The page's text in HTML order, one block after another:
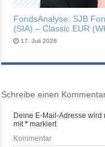
FondsAnalyse: SJB
(SIA) – Classic EUR
17. Juli 2026
Schreibe einen
Deine E-Mail-Adresse wird
mit* markiert
Kommentar